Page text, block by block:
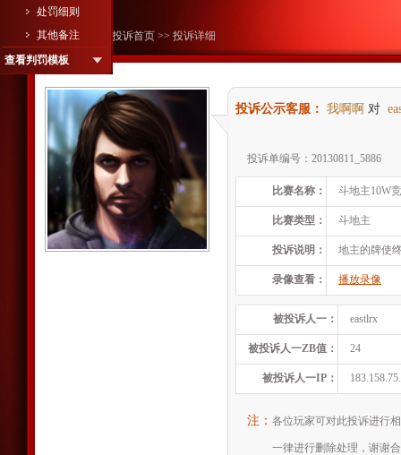
处罚细则
其他备注
查看判罚模板
您现在的位置： 投诉首页 >> 投诉详细
投诉公示客服： 我啊啊 对
投诉单编号：20130811_5886
比赛名称： 斗地主10W
比赛类型： 斗地主
投诉说明： 地主的牌使
录像查看： 播放录像
被投诉人一： eastlrx
被投诉人一ZB值： 24
被投诉人一IP：
注： 各位玩家可对此投诉进行
一律进行删除处理，谢谢